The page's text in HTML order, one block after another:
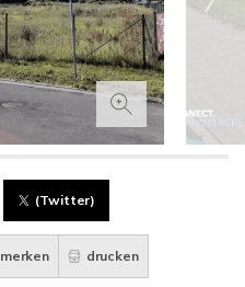
(Twitter)
merken drucken